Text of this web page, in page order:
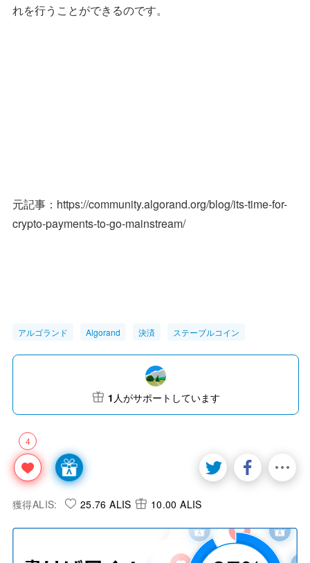
れを行うことができるのです。
元記事：https://community.algorand.org/blog/its-time-for-
crypto-payments-to-go-mainstream/
アルゴランド Algorand 決済 ステーブルコイン
4
1 人がサポートしています
獲得ALIS: 25.76 ALIS 10.00 ALIS